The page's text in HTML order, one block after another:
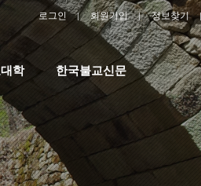
로그인 회원가입 정보찾기
학 한국불교신문